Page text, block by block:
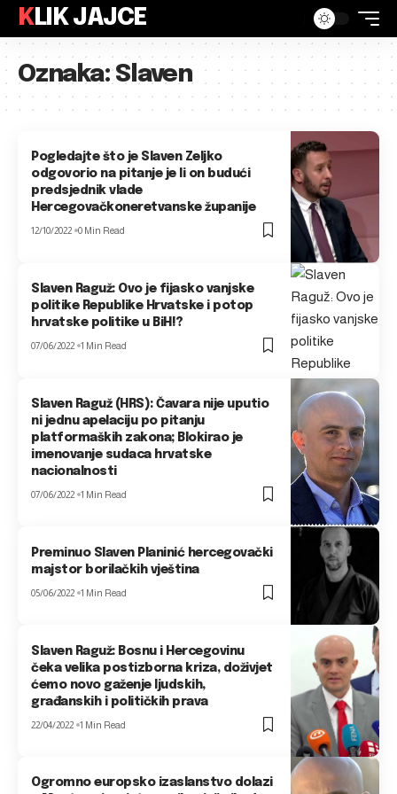
KLIK JAJCE
Oznaka:Slaven
Pogledajte što je Slaven Zeljko
odgovorio na pitanje je li on budući
predsjednik vlade
Hercegovačkoneretvanske županije
12/10/2022 0 Min Read
Slaven Raguž: Ovo je fijasko vanjske
politike Republike Hrvatske i potop
hrvatske politike u BiH!?
07/06/2022 1 Min Read
Slaven Raguž (HRS): Čavara nije uputio
ni jednu apelaciju po pitanju
platformaških zakona; Blokirao je
imenovanje sudaca hrvatske
nacionalnosti
07/06/2022 1 Min Read
Preminuo Slaven Planinić hercegovački
majstor borilačkih vještina
05/06/2022 1 Min Read
Slaven Raguž: Bosnu i Hercegovinu
čeka velika postizborna kriza, doživjet
ćemo novo gaženje ljudskih,
građanskih i političkih prava
22/04/2022 1 Min Read
Ogromno europsko izaslanstvo dolazi